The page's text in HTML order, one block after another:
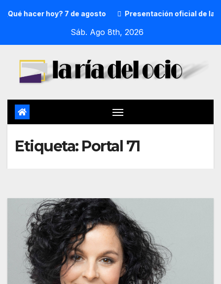
hacer hoy? 7 de agosto Presentación oficial de la
Sáb. Ago 8th, 2026
Etiqueta: Portal 71